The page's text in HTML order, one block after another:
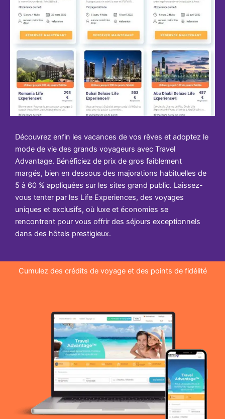
Découvrez enfin les vacances de vos rêves et adoptez le
mode de vie des grands voyageurs avec Travel
Advantage. Bénéficiez de prix de gros faiblement
margés, bien en dessous des majorations habituelles de
5 à 60 % appliquées sur les sites grand public. Laissez-
vous tenter par les Life Experiences, des voyages
uniques et exclusifs, où luxe et économies se
rencontrent pour vous offrir des séjours exceptionnels
dans des hôtels prestigieux.
Cumulez des crédits de voyage et des points de fidélité